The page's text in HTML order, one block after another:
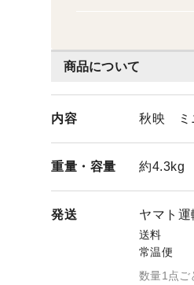
商品について
内容 秋映 ミ
重量・ 容量 約4.3kg
発送 ヤマト運
送料
常温便
数量1点ご